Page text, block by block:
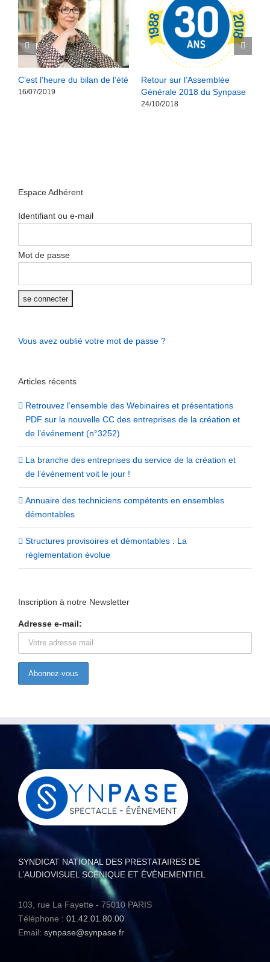
C’est l’heure du bilan de l’été
16/07/2019
Retour sur l’Assemblée
Générale 2018 du Synpase
24/10/2018
Espace Adhérent
Identifiant ou e-mail
Mot de passe
Vous avez oublié votre mot de passe ?
Articles récents
Retrouvez l’ensemble des Webinaires et présentations
PDF sur la nouvelle CC des entreprises de la création et
de l’événement (n°3252)
La branche des entreprises du service de la création et
de l’événement voit le jour !
Annuaire des techniciens compétents en ensembles
démontables
Structures provisoires et démontables : La
règlementation évolue
Inscription à notre Newsletter
Adresse e-mail:
SYNDICAT NATIONAL DES PRESTATAIRES DE
L’AUDIOVISUEL SCÉNIQUE ET ÉVÈNEMENTIEL
103, rue La Fayette - 75010 PARIS
Téléphone : 01.42.01.80.00
Email: synpase@synpase.fr